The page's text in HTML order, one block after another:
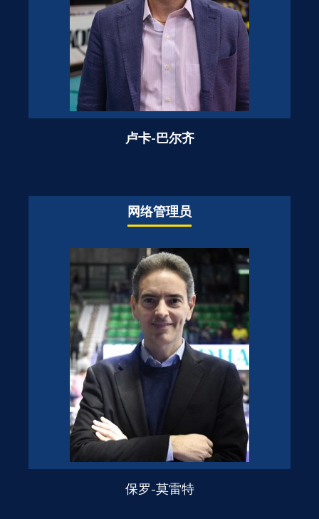
卢卡-巴尔齐
网络管理员
保罗-莫雷特